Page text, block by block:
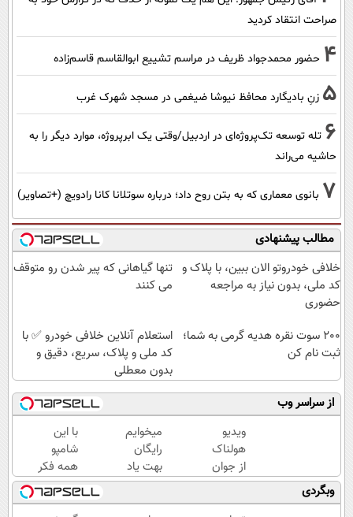
صراحت انتقاد کردید
4 حضور محمدجواد ظریف در مراسم تشییع ابوالقاسم قاسم‌زاده
5 زنِ بادیگارد محافظ نیوشا ضیغمی در مسجد شهرک غرب
6 تله توسعه تک‌پروژه‌ای در اردبیل/وقتی یک ابرپروژه، موارد دیگر را به
حاشیه می‌راند
7 بانوی معماری که به بتن روح داد؛ درباره سوتلانا کانا رادویچ (+تصاویر)
مطالب پیشنهادی
خلافی خودروتو الان ببین، با پلاک و
کد ملی، بدون نیاز به مراجعه
حضوری
تنها گیاهانی که پیر شدن رو متوقف
می کنند
200 سوت نقره هدیه گرمی به شما؛
ثبت نام کن
استعلام آنلاین خلافی خودرو ✅ با
کد ملی و پلاک، سریع، دقیق و
بدون معطلی
از سراسر وب
ویدیو
هولناک
از جوان
کارتن
خوابی
میخوایم
رایگان
بهت یاد
بدیم
چجوری
با این
شامپو
همه فکر
میکنن
انگار مو
وبگردی